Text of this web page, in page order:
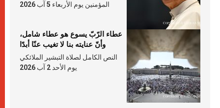
المؤمنين يوم الأربعاء 5 آب 2026
عطاء الرّبّ يسوع هو عطاء شامل،
وأنّ عنايته بنا لا تغيب عنّا أبدًا
النص الكامل لصلاة التبشير الملائكي
يوم الأحد 2 آب 2026